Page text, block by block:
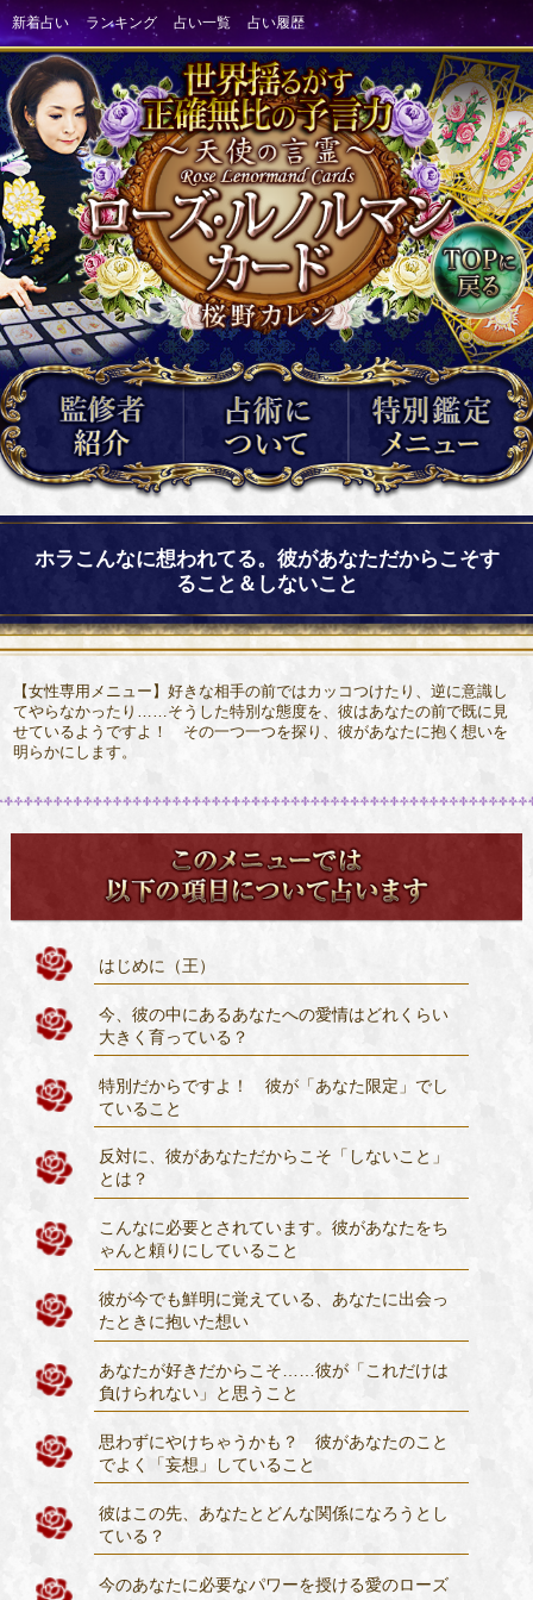
ホラこんなに想われてる。彼があなただからこそす
ること＆しないこと
【女性専用メニュー】好きな相手の前ではカッコつけたり、逆に意識し
てやらなかったり……そうした特別な態度を、彼はあなたの前で既に見
せているようですよ！ その一つ一つを探り、彼があなたに抱く想いを
明らかにします。
はじめに（王）
今、彼の中にあるあなたへの愛情はどれくらい
大きく育っている？
特別だからですよ！ 彼が「あなた限定」でし
ていること
反対に、彼があなただからこそ「しないこと」
とは？
こんなに必要とされています。彼があなたをち
ゃんと頼りにしていること
彼が今でも鮮明に覚えている、あなたに出会っ
たときに抱いた想い
あなたが好きだからこそ……彼が「これだけは
負けられない」と思うこと
思わずにやけちゃうかも？ 彼があなたのこと
でよく「妄想」していること
彼はこの先、あなたとどんな関係になろうとし
ている？
今のあなたに必要なパワーを授ける愛のローズ